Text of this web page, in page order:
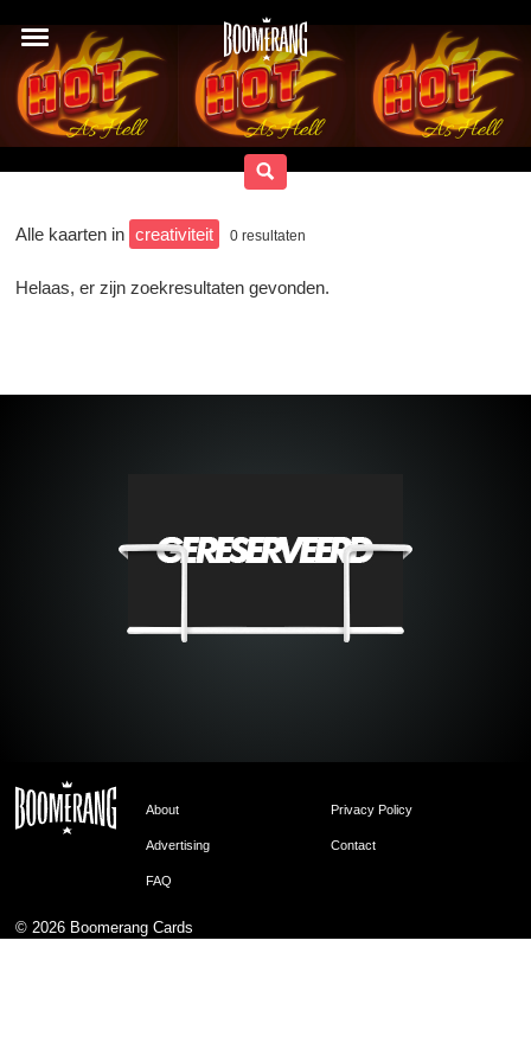
Alle kaarten in creativiteit 0 resultaten
Helaas, er zijn zoekresultaten gevonden.
About Privacy Policy
Advertising Contact
FAQ
© 2026 Boomerang Cards